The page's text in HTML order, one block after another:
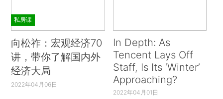
私房课
向松祚：宏观经济70
讲，带你了解国内外
经济大局
2022年04月06日
In Depth: As
Tencent Lays Off
Staff, Is Its ‘Winter’
Approaching?
2022年04月01日